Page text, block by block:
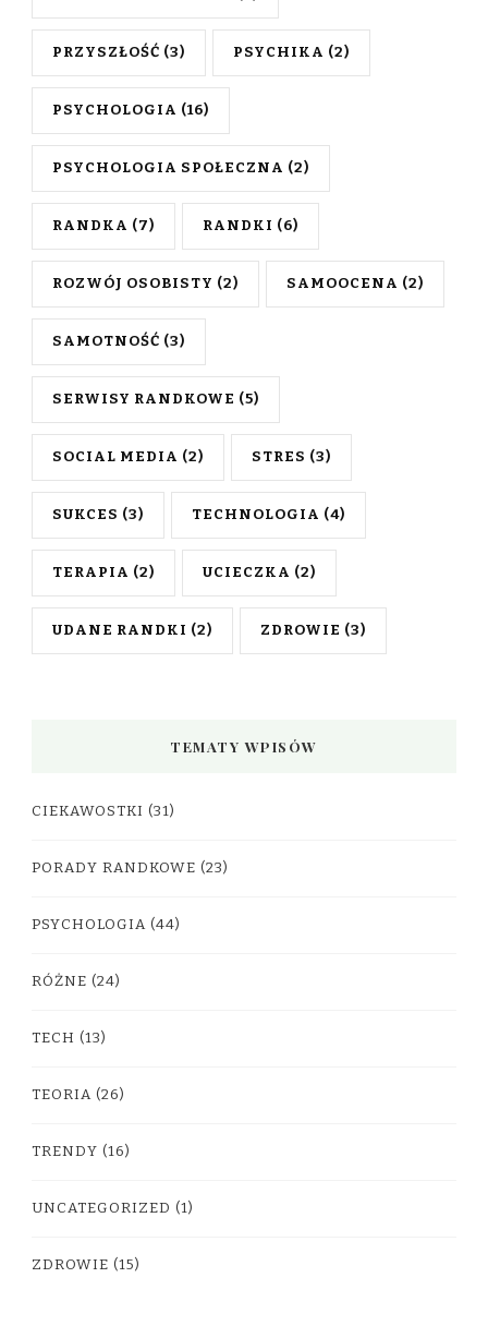
PRZYSZŁOŚĆ (3) PSYCHIKA (2)
PSYCHOLOGIA (16)
PSYCHOLOGIA SPOŁECZNA (2)
RANDKA (7) RANDKI (6)
ROZWÓJ OSOBISTY (2) SAMOOCENA (2)
SAMOTNOŚĆ (3)
SERWISY RANDKOWE (5)
SOCIAL MEDIA (2) STRES (3)
SUKCES (3) TECHNOLOGIA (4)
TERAPIA (2) UCIECZKA (2)
UDANE RANDKI (2) ZDROWIE (3)
TEMATY WPISÓW
CIEKAWOSTKI (31)
PORADY RANDKOWE (23)
PSYCHOLOGIA (44)
RÓŻNE (24)
TECH (13)
TEORIA (26)
TRENDY (16)
UNCATEGORIZED (1)
ZDROWIE (15)